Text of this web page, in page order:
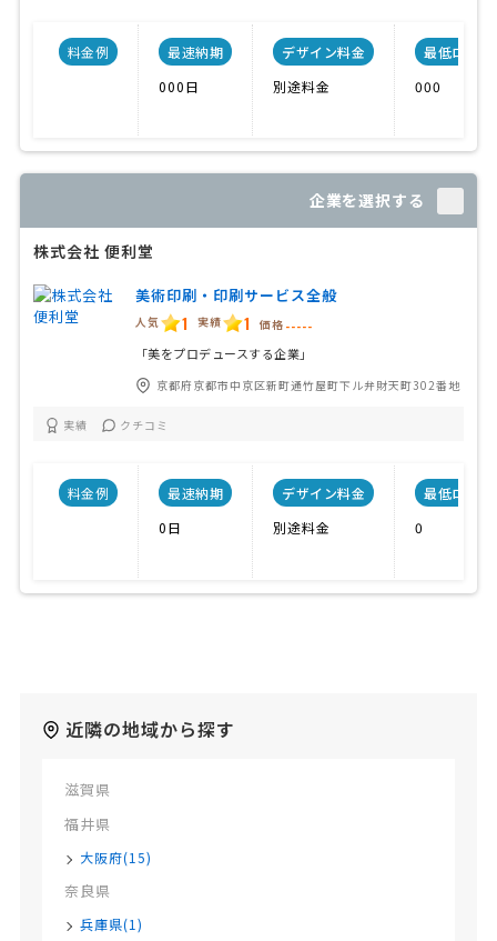
料金例
最速納期
000日
デザイン料金
別途料金
最低ロット
000
企業を選択する
株式会社 便利堂
美術印刷・印刷サービス全般
人気 1 実績 1 価格 -----
「美をプロデュースする企業」
京都府京都市中京区新町通竹屋町下ル弁財天町302番地
実績 クチコミ
料金例
最速納期
0日
デザイン料金
別途料金
最低ロット
0
近隣の地域から探す
滋賀県
福井県
大阪府(15)
奈良県
兵庫県(1)